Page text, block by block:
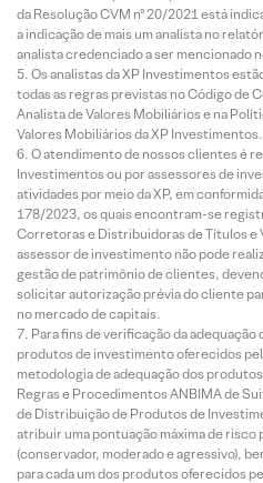
da Resolução CVM nº 20/2021 está
a indicação de mais um analista no
analista credenciado a ser mencionado
Os analistas da XP Investimentos
todas as regras previstas no Código de
Analista de Valores Mobiliários e na
Valores Mobiliários da XP Investimentos.
O atendimento de nossos clientes é
Investimentos ou por assessores de
atividades por meio da XP, em
178/2023, os quais encontram-se
Corretoras e Distribuidoras de Títulos e
assessor de investimento não pode
gestão de patrimônio de clientes,
solicitar autorização prévia do cliente
no mercado de capitais.
Para fins de verificação da
produtos de investimento oferecidos
metodologia de adequação dos
Regras e Procedimentos ANBIMA de
de Distribuição de Produtos de
atribuir uma pontuação máxima de risco
(conservador, moderado e agressivo),
para cada um dos produtos oferecidos